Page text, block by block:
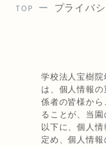
TOP プライバ
学校法人宝樹院
は、個人情報
係者の皆様か
ることが、当園
以下に、個人
定め、個人情報